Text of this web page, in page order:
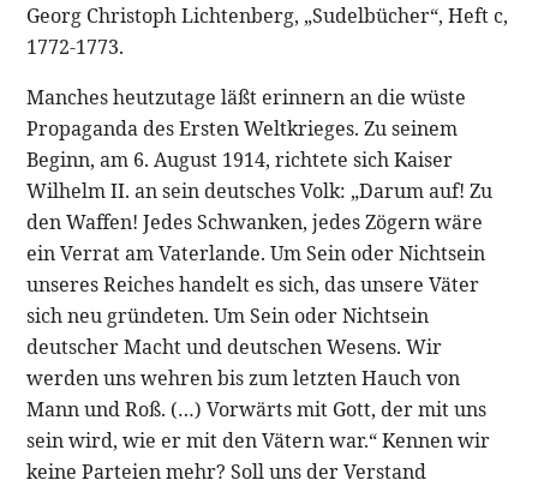
Georg Christoph Lichtenberg, „Sudelbücher“, Heft c,
1772-1773.
Manches heutzutage läßt erinnern an die wüste
Propaganda des Ersten Weltkrieges. Zu seinem
Beginn, am 6. August 1914, richtete sich Kaiser
Wilhelm II. an sein deutsches Volk: „Darum auf! Zu
den Waffen! Jedes Schwanken, jedes Zögern wäre
ein Verrat am Vaterlande. Um Sein oder Nichtsein
unseres Reiches handelt es sich, das unsere Väter
sich neu gründeten. Um Sein oder Nichtsein
deutscher Macht und deutschen Wesens. Wir
werden uns wehren bis zum letzten Hauch von
Mann und Roß. (…) Vorwärts mit Gott, der mit uns
sein wird, wie er mit den Vätern war.“ Kennen wir
keine Parteien mehr? Soll uns der Verstand